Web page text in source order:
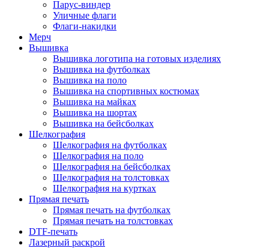
Парус-виндер
Уличные флаги
Флаги-накидки
Мерч
Вышивка
Вышивка логотипа на готовых изделиях
Вышивка на футболках
Вышивка на поло
Вышивка на спортивных костюмах
Вышивка на майках
Вышивка на шортах
Вышивка на бейсболках
Шелкография
Шелкография на футболках
Шелкография на поло
Шелкография на бейсболках
Шелкография на толстовках
Шелкография на куртках
Прямая печать
Прямая печать на футболках
Прямая печать на толстовках
DTF-печать
Лазерный раскрой